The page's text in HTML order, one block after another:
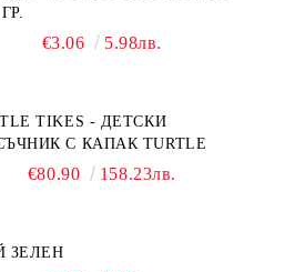
€3.06 5.98лв.
TIKES - ДЕТСКИ
С КАПАК TURTLE
€80.90 158.23лв.
ЗЕЛЕН